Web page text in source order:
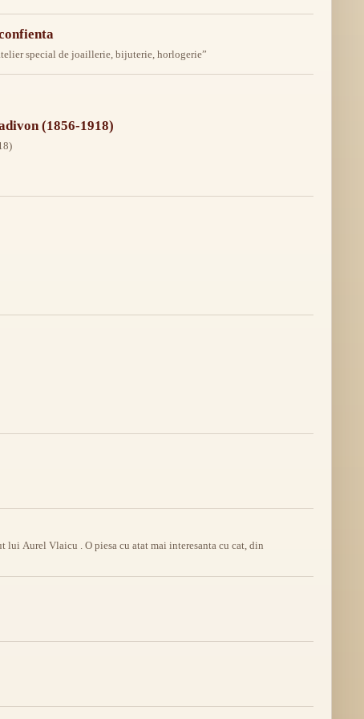
special de joaillerie, bijuterie, horlogerie”
(1856-1918)
lui Aurel Vlaicu . O piesa cu atat mai interesanta cu cat, din